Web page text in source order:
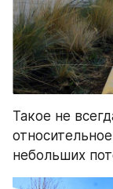
Такое не
небольших